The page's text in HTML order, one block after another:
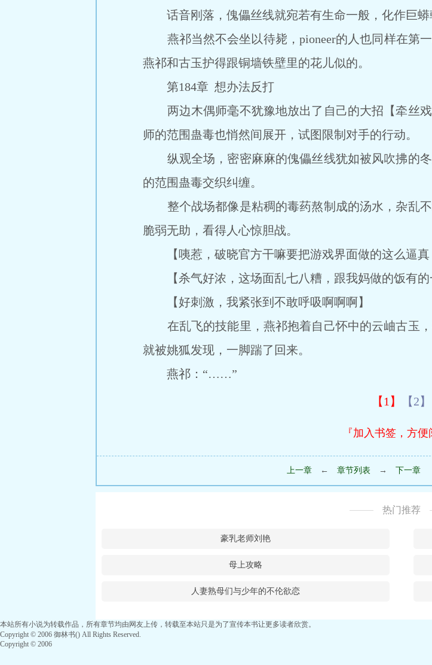
话音刚落，傀儡丝线就宛若有生命一般，化作巨蟒
燕祁当然不会坐以待毙，pioneer的人也同样在第
燕祁和古玉护得跟铜墙铁壁里的花儿似的。
第184章 想办法反打
两边木偶师毫不犹豫地放出了自己的大招【牵丝戏
师的范围蛊毒也悄然间展开，试图限制对手的行动。
纵观全场，密密麻麻的傀儡丝线犹如被风吹拂的冬
的范围蛊毒交织纠缠。
整个战场都像是粘稠的毒药熬制成的汤水，杂乱不
脆弱无助，看得人心惊胆战。
【咦惹，破晓官方干嘛要把游戏界面做的这么逼真
【杀气好浓，这场面乱七八糟，跟我妈做的饭有的
【好刺激，我紧张到不敢呼吸啊啊啊】
在乱飞的技能里，燕祁抱着自己怀中的云岫古玉，
就被姚狐发现，一脚踹了回来。
燕祁：“……”
【1】 【2】
『加入书签，方便
上一章 ← 章节列表 → 下一章
热门推荐
豪乳老师刘艳
母上攻略
人妻熟母们与少年的不伦欲恋
本站所有小说为转载作品，所有章节均由网友上传，转载至本站只是为了宣传本书让更多读者欣赏。
Copyright © 2006 御林书() All Rights Reserved.
Copyright © 2006